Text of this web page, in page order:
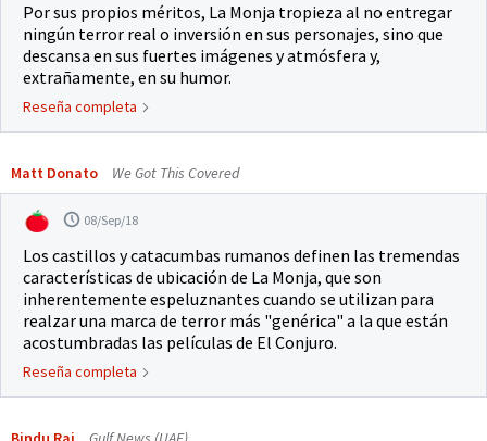
Por sus propios méritos, La Monja tropieza al no entregar
ningún terror real o inversión en sus personajes, sino que
descansa en sus fuertes imágenes y atmósfera y,
extrañamente, en su humor.
Reseña completa
Matt Donato We Got This Covered
08/Sep/18
Los castillos y catacumbas rumanos definen las tremendas
características de ubicación de La Monja, que son
inherentemente espeluznantes cuando se utilizan para
realzar una marca de terror más "genérica" a la que están
acostumbradas las películas de El Conjuro.
Reseña completa